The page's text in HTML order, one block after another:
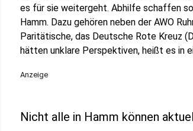
es für sie weitergeht. Abhilfe schaffen
Hamm. Dazu gehören neben der AWO
Paritätische, das Deutsche Rote Kreuz
hätten unklare Perspektiven, heißt es in
Anzeige
Nicht alle in Hamm können